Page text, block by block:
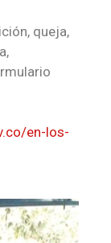
queja,
en-los-